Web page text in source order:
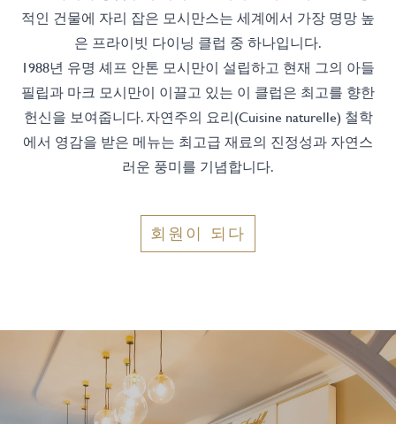
적인 건물에 자리 잡은 모시만스는 세계에서 가장 명망 높
은 프라이빗 다이닝 클럽 중 하나입니다.
1988년 유명 셰프 안톤 모시만이 설립하고 현재 그의 아들
필립과 마크 모시만이 이끌고 있는 이 클럽은 최고를 향한
헌신을 보여줍니다. 자연주의 요리(Cuisine naturelle) 철학
에서 영감을 받은 메뉴는 최고급 재료의 진정성과 자연스
러운 풍미를 기념합니다.
회원이 되다